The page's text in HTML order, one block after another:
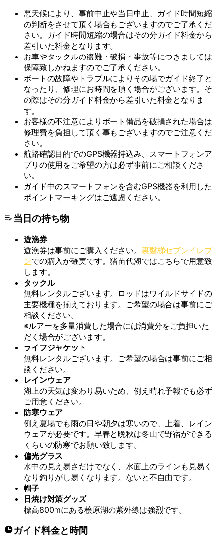
悪天候により、事前中止や当日中止、ガイド時間短縮
の判断をさせて頂く場合もございますのでご了承くだ
さい。ガイド時間短縮の場合はその分ガイド料金から
差引いた料金となります。
お車やタックルの盗難・破損・事故等につきましては
保障致しかねますのでご了承ください。
ボートの故障やトラブルによりその場でガイド終了と
なったり、修理にお時間を頂く場合がございます。そ
の際はその分ガイド料金から差引いた料金となりま
す。
お客様の不注意によりボート備品を破損された場合は
修理費を負担して頂く事もございますのでご注意くだ
さい。
航路確認目的でのGPS機器持込み、スマートフォンア
プリの使用をご希望の方は必ず事前にご相談くださ
い。
ガイド中のスマートフォンを含むGPS機器を利用した
ポイントマーキングはご遠慮ください。
当日の持ち物
遊漁券
遊漁券は事前にご購入ください。 裏磐梯セブンイレブ
ンでの購入が確実です。猪苗代湖ではこちらで用意致
します。
タックル
無料レンタルございます。ロッドはワイルドサイドの
主要機種を揃えております。ご希望の場合は事前にご
相談ください。
※ルアーを多量消費した場合には消費分をご負担いた
だく場合がございます。
ライフジャケット
無料レンタルございます。ご希望の場合は事前にご相
談ください。
レインウェア
湖上の天気は変わり易いため、例え晴れ予報でも必ず
ご用意ください。
防寒ウェア
例え夏場でも雨の日や朝夕は寒いので、上着、レイン
ウェアが必要です。早春と晩秋は冬山で野宿ができる
くらいの防寒でお願い致します。
偏光グラス
水中の見え易さだけでなく、水面上のラインも見易く
なり釣りがし易くなります。ないと不自由です。
帽子
日焼け対策グッズ
標高800mにある桧原湖の紫外線は強烈です。
ガイド料金と時間